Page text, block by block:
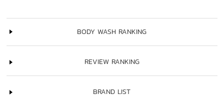
BODY WASH RANKING
REVIEW RANKING
BRAND LIST